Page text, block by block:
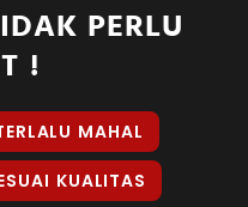
PERLU
!
MAHAL
KUALITAS